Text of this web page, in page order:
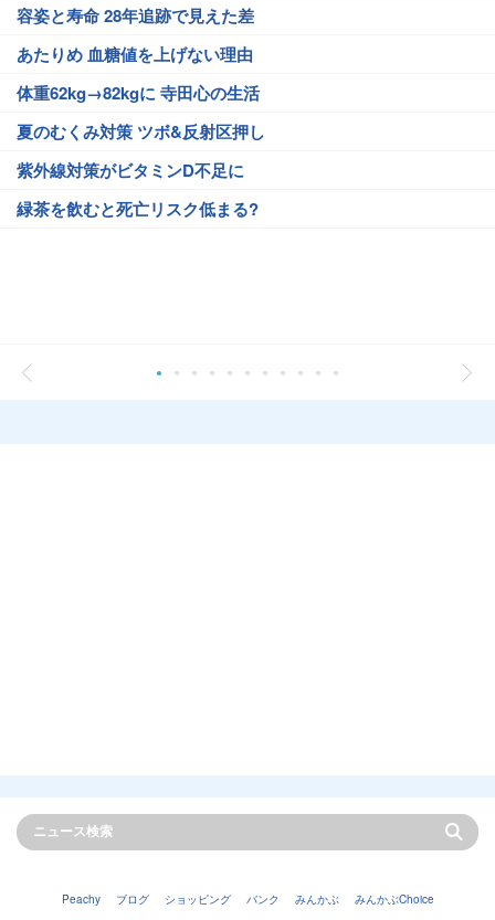
容姿と寿命 28年追跡で見えた差
あたりめ 血糖値を上げない理由
体重62kg→82kgに 寺田心の生活
夏のむくみ対策 ツボ&反射区押し
紫外線対策がビタミンD不足に
緑茶を飲むと死亡リスク低まる?
Peachy ブログ ショッピング バンク みんかぶ
みんかぶChoice